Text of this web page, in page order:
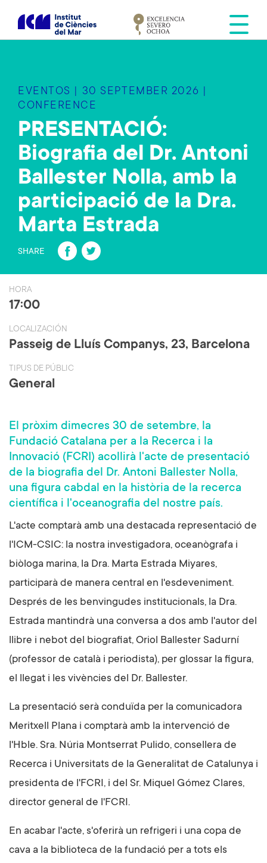
i
EVENTOS | 30 SEPTEMBER 2026 |
CONFERENCE
PRESENTACIÓ:
Biografia del Dr. Antoni
Ballester Nolla, amb la
participació de la Dra.
Marta Estrada
SHARE
Fa
ce
HORA
17:00
LOCALIZACIÓN
Passeig de Lluís Companys, 23, Barcelona
TIPUS DE PÚBLIC
General
El pròxim dimecres 30 de setembre, la
Fundació Catalana per a la Recerca i la
Innovació (FCRI) acollirà l'acte de presentació
de la biografia del Dr. Antoni Ballester Nolla,
una figura cabdal en la història de la recerca
científica i l'oceanografia del nostre país.
L'acte comptarà amb una destacada representació de
l'ICM-CSIC: la nostra investigadora, oceanògrafa i
biòloga marina, la Dra. Marta Estrada Miyares,
participarà de manera central en l'esdeveniment.
Després de les benvingudes institucionals, la Dra.
Estrada mantindrà una conversa a dos amb l'autor del
llibre i nebot del biografiat, Oriol Ballester Sadurní
(professor de català i periodista), per glossar la figura,
el llegat i les vivències del Dr. Ballester.
La presentació serà conduïda per la comunicadora
Meritxell Plana i comptarà amb la intervenció de
l'Hble. Sra. Núria Montserrat Pulido, consellera de
Recerca i Universitats de la Generalitat de Catalunya i
presidenta de l'FCRI, i del Sr. Miquel Gómez Clares,
director general de l'FCRI.
En acabar l'acte, s'oferirà un refrigeri i una copa de
cava a la biblioteca de la fundació per a tots els